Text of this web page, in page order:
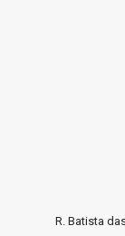
R. Batista